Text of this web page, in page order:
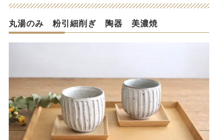
丸湯のみ 粉引細削ぎ 陶器 美濃焼